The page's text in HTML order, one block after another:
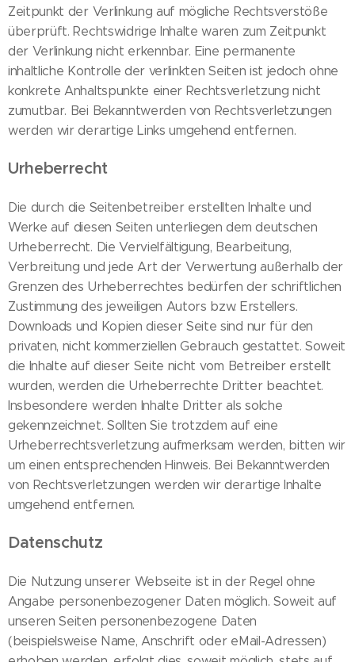
Zeitpunkt der Verlinkung auf mögliche Rechtsverstöße
überprüft. Rechtswidrige Inhalte waren zum Zeitpunkt
der Verlinkung nicht erkennbar. Eine permanente
inhaltliche Kontrolle der verlinkten Seiten ist jedoch ohne
konkrete Anhaltspunkte einer Rechtsverletzung nicht
zumutbar. Bei Bekanntwerden von Rechtsverletzungen
werden wir derartige Links umgehend entfernen.
Urheberrecht
Die durch die Seitenbetreiber erstellten Inhalte und
Werke auf diesen Seiten unterliegen dem deutschen
Urheberrecht. Die Vervielfältigung, Bearbeitung,
Verbreitung und jede Art der Verwertung außerhalb der
Grenzen des Urheberrechtes bedürfen der schriftlichen
Zustimmung des jeweiligen Autors bzw. Erstellers.
Downloads und Kopien dieser Seite sind nur für den
privaten, nicht kommerziellen Gebrauch gestattet. Soweit
die Inhalte auf dieser Seite nicht vom Betreiber erstellt
wurden, werden die Urheberrechte Dritter beachtet.
Insbesondere werden Inhalte Dritter als solche
gekennzeichnet. Sollten Sie trotzdem auf eine
Urheberrechtsverletzung aufmerksam werden, bitten wir
um einen entsprechenden Hinweis. Bei Bekanntwerden
von Rechtsverletzungen werden wir derartige Inhalte
umgehend entfernen.
Datenschutz
Die Nutzung unserer Webseite ist in der Regel ohne
Angabe personenbezogener Daten möglich. Soweit auf
unseren Seiten personenbezogene Daten
(beispielsweise Name, Anschrift oder eMail-Adressen)